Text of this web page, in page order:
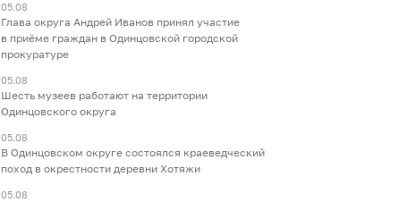
05.08
Глава округа Андрей Иванов принял участие
в приёме граждан в Одинцовской городской
прокуратуре
05.08
Шесть музеев работают на территории
Одинцовского округа
05.08
В Одинцовском округе состоялся краеведческий
поход в окрестности деревни Хотяжи
05.08